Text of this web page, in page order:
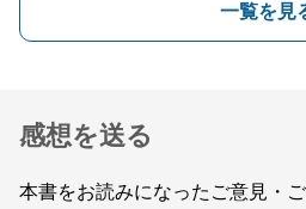
一覧を見
感想を送る
本書をお読みになったご意見・